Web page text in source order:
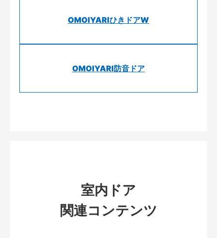
OMOIYARIひきドアW
OMOIYARI防音ドア
室内ドア
関連コンテンツ